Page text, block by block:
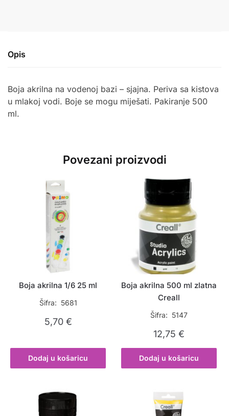
Opis
Boja akrilna na vodenoj bazi – sjajna. Periva sa kistova
u mlakoj vodi. Boje se mogu miješati. Pakiranje 500
ml.
Povezani proizvodi
Boja akrilna 1/6 25 ml
Šifra: 5681
5,70 €
Dodaj u košaricu
Boja akrilna 500 ml zlatna
Creall
Šifra: 5147
12,75€
Dodaj u košaricu